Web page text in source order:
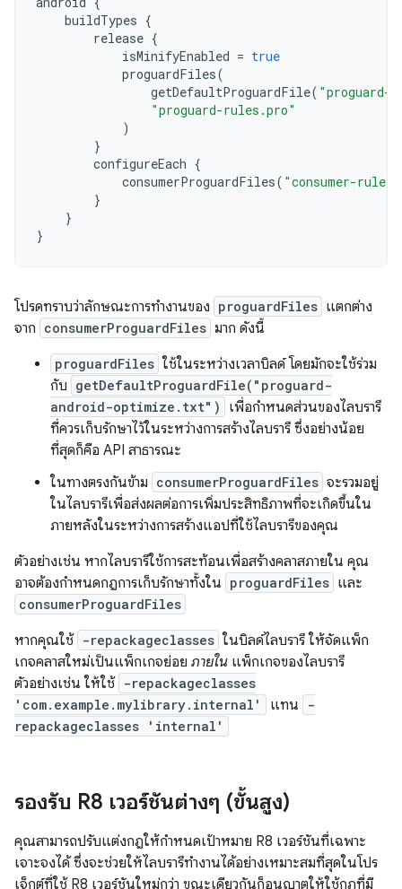
buildTypes {
release {
isMinifyEnabled = true
proguardFiles(
getDefaultProguardFile( "proguard-
"proguard-rules.pro"
)
}
configureEach {
consumerProguardFiles( "consumer-
}
}
}
โปรดทราบว่าลักษณะการทำงานของ proguardFiles แตกต่าง
จาก consumerProguardFiles มาก ดังนี้
proguardFiles ใช้ในระหว่างเวลาบิลด์ โดยมักจะใช้ร่วม
กับ getDefaultProguardFile("proguard-
android-optimize.txt")
เพื่อกำหนดส่วนของไลบรารี
ที่ควรเก็บรักษาไว้ในระหว่างการสร้างไลบรารี ซึ่งอย่างน้อย
ที่สุดก็คือ API สาธารณะ
ในทางตรงกันข้าม consumerProguardFiles จะรวมอยู่
ในไลบรารีเพื่อส่งผลต่อการเพิ่มประสิทธิภาพที่จะเกิดขึ้นใน
ภายหลังในระหว่างการสร้างแอปที่ใช้ไลบรารีของคุณ
ตัวอย่างเช่น หากไลบรารีใช้การสะท้อนเพื่อสร้างคลาสภายใน คุณ
อาจต้องกำหนดกฎการเก็บรักษาทั้งใน proguardFiles และ
consumerProguardFiles
หากคุณใช้ -repackageclasses ในบิลด์ไลบรารี ให้จัดแพ็ก
เกจคลาสใหม่เป็นแพ็กเกจย่อย ภายใน แพ็กเกจของไลบรารี
ตัวอย่างเช่น ให้ใช้ -repackageclasses
'com.example.mylibrary.internal'
แทน
-
repackageclasses 'internal'
รองรับ R8 เวอร์ชันต่างๆ (ขั้นสูง)
คุณสามารถปรับแต่งกฎให้กำหนดเป้าหมาย R8 เวอร์ชันที่เฉพาะ
เจาะจงได้ ซึ่งจะช่วยให้ไลบรารีทำงานได้อย่างเหมาะสมที่สุดในโปร
เจ็กต์ที่ใช้ R8 เวอร์ชันใหม่กว่า ขณะเดียวกันก็อนุญาตให้ใช้กฎที่มี